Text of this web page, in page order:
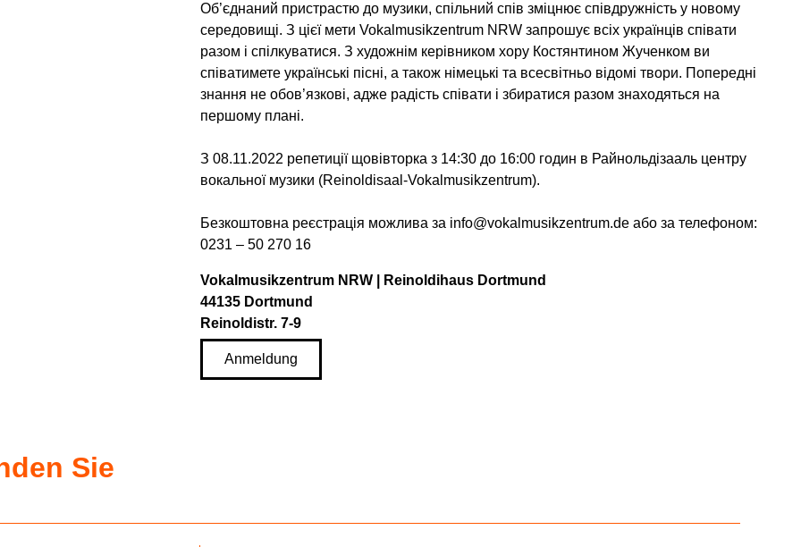
Об’єднаний пристрастю до музики, спільний спів зміцнює співдружність у новому
середовищі. З цієї мети Vokalmusikzentrum NRW запрошує всіх українців співати
разом і спілкуватися. З художнім керівником хору Костянтином Жученком ви
співатимете українські пісні, а також німецькі та всесвітньо відомі твори. Попередні
знання не обов’язкові, адже радість співати і збиратися разом знаходяться на
першому плані.
З 08.11.2022 репетиції щовівторка з 14:30 до 16:00 годин в Райнольдізааль центру
вокальної музики (Reinoldisaal-Vokalmusikzentrum).
Безкоштовна реєстрація можлива за info@vokalmusikzentrum.de або за телефоном:
0231 – 50 270 16
Vokalmusikzentrum NRW | Reinoldihaus Dortmund
44135 Dortmund
Reinoldistr. 7-9
Anmeldung
Sie